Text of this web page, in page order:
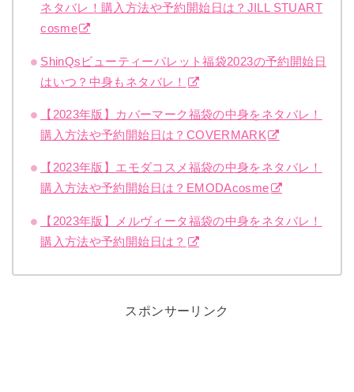
ネタバレ！購入方法や予約開始日は？JILL STUART
cosme
ShinQsビューティーパレット福袋2023の予約開始日
はいつ？中身もネタバレ！
【2023年版】カバーマーク福袋の中身をネタバレ！
購入方法や予約開始日は？COVERMARK
【2023年版】エモダコスメ福袋の中身をネタバレ！
購入方法や予約開始日は？EMODAcosme
【2023年版】メルヴィータ福袋の中身をネタバレ！
購入方法や予約開始日は？
スポンサーリンク